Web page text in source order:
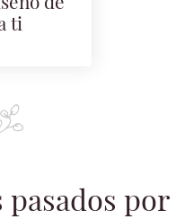
ti
pasados por